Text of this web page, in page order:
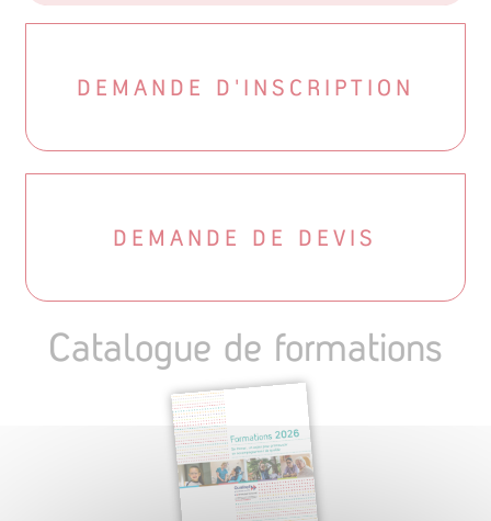
DEMANDE D'INSCRIPTION
DEMANDE DE DEVIS
Catalogue de formations